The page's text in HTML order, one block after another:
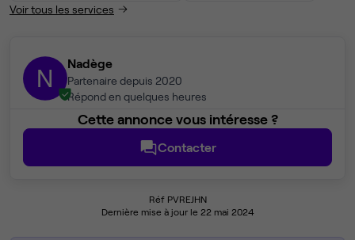
Voir tous les services
N Nadège
Partenaire depuis 2020
Répond en quelques heures
Cette annonce vous intéresse ?
Contacter
Réf PVREJHN
Dernière mise à jour le 22 mai 2024